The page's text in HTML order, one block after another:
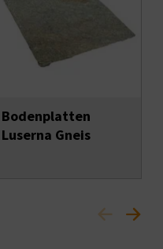
Bodenplatten
Luserna Gneis